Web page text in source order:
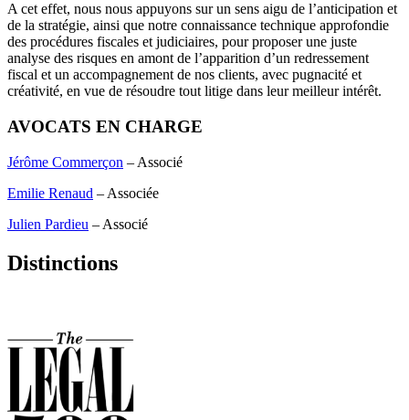
A cet effet, nous nous appuyons sur un sens aigu de l’anticipation et
de la stratégie, ainsi que notre connaissance technique approfondie
des procédures fiscales et judiciaires, pour proposer une juste
analyse des risques en amont de l’apparition d’un redressement
fiscal et un accompagnement de nos clients, avec pugnacité et
créativité, en vue de résoudre tout litige dans leur meilleur intérêt.
AVOCATS EN CHARGE
Jérôme Commerçon – Associé
Emilie Renaud – Associée
Julien Pardieu – Associé
Distinctions